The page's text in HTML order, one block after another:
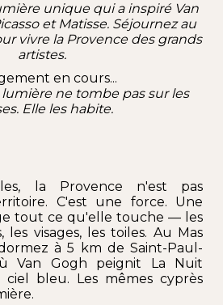
unique qui a inspiré Van
et Matisse. Séjournez au
vivre laProvence des grands
artistes.
en cours...
lumière ne tombe pas sur les
Elle les habite.
la Provence n'est pas
C'est une force. Une
tout ce qu'elle touche — les
les visages, les toiles. Au Mas
à 5 km de Saint-Paul-
Van Gogh peignit La Nuit
ciel bleu. Les mêmes cyprès